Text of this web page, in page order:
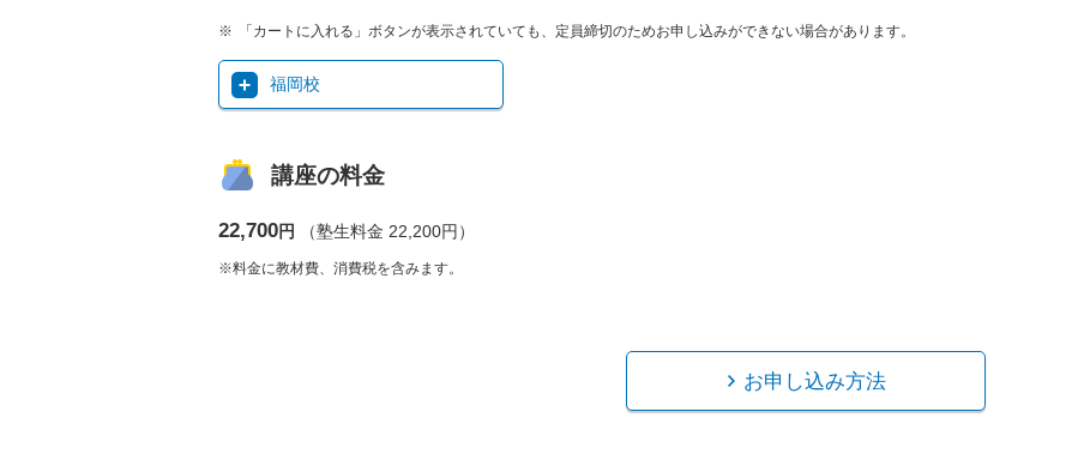
「カートに入れる」ボタンが表示されていても、定員締切のためお申し込みができない場合があります。
福岡校
講座の料金
22,700円 （塾生料金 22,200円）
※料金に教材費、消費税を含みます。
お申し込み方法